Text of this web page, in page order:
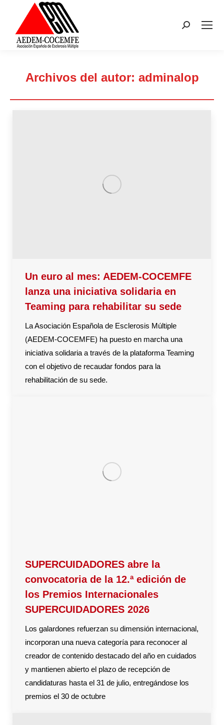
Buscar:
Archivos del autor: adminalop
Un euro al mes: AEDEM-COCEMFE
lanza una iniciativa solidaria en
Teaming para rehabilitar su sede
La Asociación Española de Esclerosis Múltiple
(AEDEM-COCEMFE) ha puesto en marcha una
iniciativa solidaria a través de la plataforma Teaming
con el objetivo de recaudar fondos para la
rehabilitación de su sede.
SUPERCUIDADORES abre la
convocatoria de la 12.ª edición de
los Premios Internacionales
SUPERCUIDADORES 2026
Los galardones refuerzan su dimensión internacional,
incorporan una nueva categoría para reconocer al
creador de contenido destacado del año en cuidados
y mantienen abierto el plazo de recepción de
candidaturas hasta el 31 de julio, entregándose los
premios el 30 de octubre